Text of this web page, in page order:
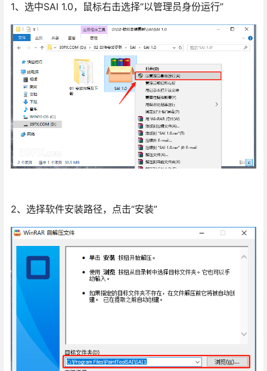
1、选中SAI 1.0，鼠标右击选择“以管理员身份运行”
2、选择软件安装路径，点击“安装”